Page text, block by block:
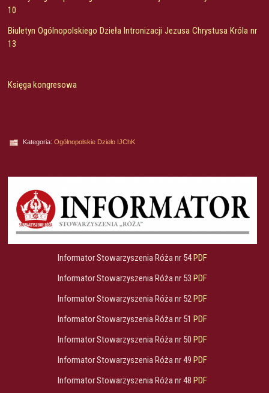
10
Biuletyn Ogólnopolskiego Dzieła Intronizacji Jezusa Chrystusa Króla nr
13
Księga kongresowa
Kategoria: Ogólnopolskie Dzieło IJChK
Informator Stowarzyszenia Róża nr 54 PDF
Informator Stowarzyszenia Róża nr 53 PDF
Informator Stowarzyszenia Róża nr 52 PDF
Informator Stowarzyszenia Róża nr 51 PDF
Informator Stowarzyszenia Róża nr 50 PDF
Informator Stowarzyszenia Róża nr 49 PDF
Informator Stowarzyszenia Róża nr 48 PDF